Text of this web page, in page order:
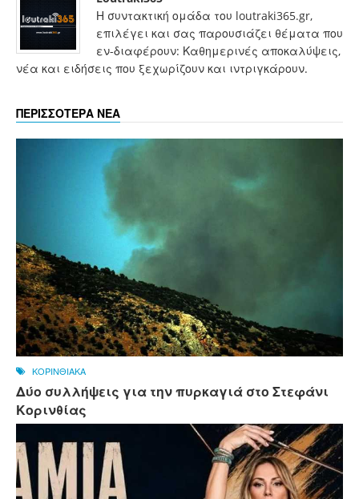
Η συντακτική ομάδα του loutraki365.gr,
επιλέγει και σας παρουσιάζει θέματα που
εν-διαφέρουν: Καθημερινές αποκαλύψεις,
νέα και ειδήσεις που ξεχωρίζουν και ιντριγκάρουν.
ΠΕΡΙΣΣΟΤΕΡΑ ΝΕΑ
ΚΟΡΙΝΘΙΑΚΑ
Δύο συλλήψεις για την πυρκαγιά στο Στεφάνι
Κορινθίας